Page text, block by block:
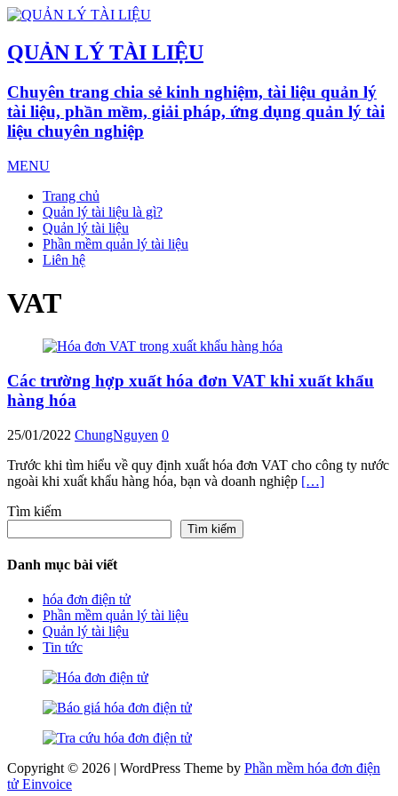
QUẢN LÝ TÀI LIỆU
Chuyên trang chia sẻ kinh nghiệm, tài liệu quản lý
tài liệu, phần mềm, giải pháp, ứng dụng quản lý tài
liệu chuyên nghiệp
MENU
Trang chủ
Quản lý tài liệu là gì?
Quản lý tài liệu
Phần mềm quản lý tài liệu
Liên hệ
VAT
Các trường hợp xuất hóa đơn VAT khi xuất khẩu
hàng hóa
25/01/2022 ChungNguyen 0
Trước khi tìm hiểu về quy định xuất hóa đơn VAT cho công ty nước
ngoài khi xuất khẩu hàng hóa, bạn và doanh nghiệp […]
Tìm kiếm
Tìm kiếm
Danh mục bài viết
hóa đơn điện tử
Phần mềm quản lý tài liệu
Quản lý tài liệu
Tin tức
Copyright © 2026 | WordPress Theme by Phần mềm hóa đơn điện
tử Einvoice